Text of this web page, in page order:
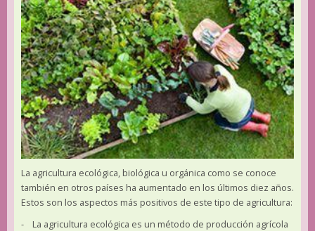
La agricultura ecológica, biológica u orgánica como se conoce
también en otros países ha aumentado en los últimos diez años.
Estos son los aspectos más positivos de este tipo de agricultura:
- La agricultura ecológica es un método de producción agrícola